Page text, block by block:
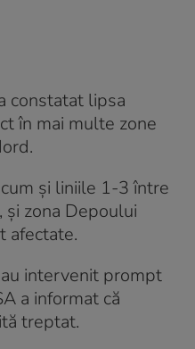
constatat lipsa
în mai multe zone
și liniile 1-3 între
și zona Depoului
afectate.
intervenit prompt
a informat că
treptat.